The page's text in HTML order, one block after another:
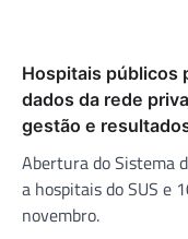
Hospitais públicos
dados da rede
gestão e
Abertura do Sistema
a hospitais do SUS e
novembro.